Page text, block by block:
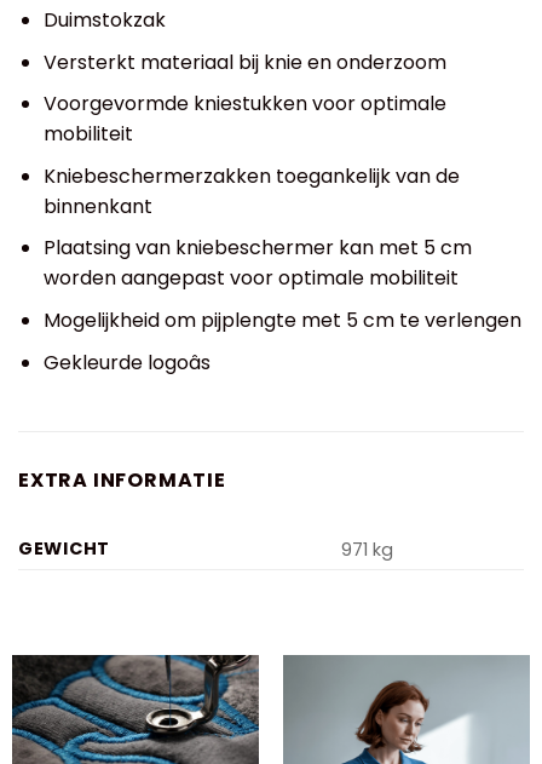
Duimstokzak
Versterkt materiaal bij knie en onderzoom
Voorgevormde kniestukken voor optimale
mobiliteit
Kniebeschermerzakken toegankelijk van de
binnenkant
Plaatsing van kniebeschermer kan met 5 cm
worden aangepast voor optimale mobiliteit
Mogelijkheid om pijplengte met 5 cm te verlengen
Gekleurde logoâs
EXTRA INFORMATIE
GEWICHT 971 kg